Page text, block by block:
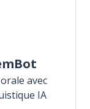
avec
IA